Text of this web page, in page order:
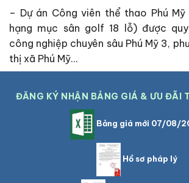
– Dự án Công viên thể thao Phú
hạng mục sân golf 18 lỗ) được
công nghiệp chuyên sâu Phú Mỹ 3,
thị xã Phú Mỹ…
ĐĂNG KÝ NHẬN BẢNG GIÁ & ƯU ĐÃI
Bảng giá mới 07/08/
Hồ sơ pháp lý